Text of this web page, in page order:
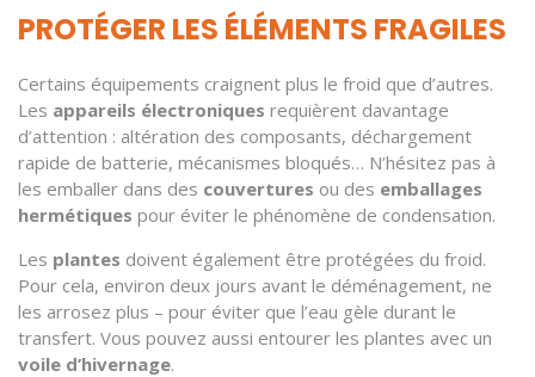
PROTÉGER LES ÉLÉMENTS FRAGILES
Certains équipements craignent plus le froid que d’autres.
Les appareils électroniques requièrent davantage
d’attention : altération des composants, déchargement
rapide de batterie, mécanismes bloqués… N’hésitez pas à
les emballer dans des couvertures ou des emballages
hermétiques pour éviter le phénomène de condensation.
Les plantes doivent également être protégées du froid.
Pour cela, environ deux jours avant le déménagement, ne
les arrosez plus – pour éviter que l’eau gèle durant le
transfert. Vous pouvez aussi entourer les plantes avec un
voile d’hivernage.